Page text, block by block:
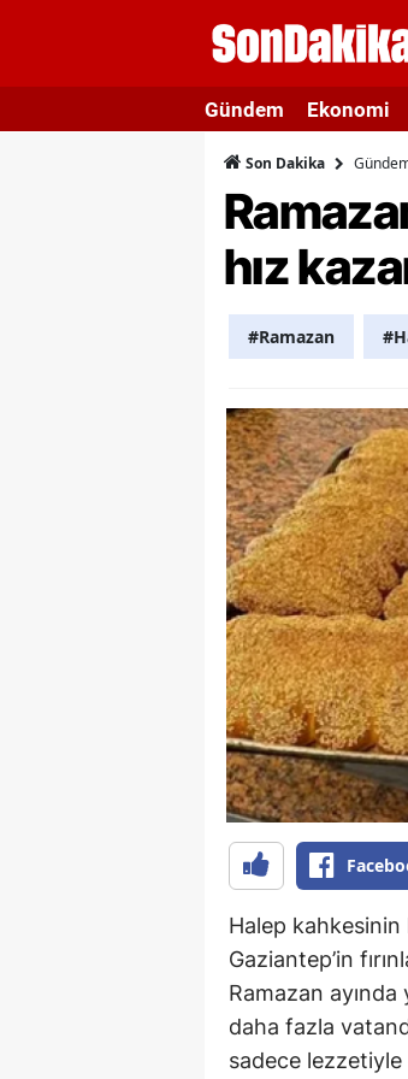
Gündem Ekonomi
Son Dakika
hız
#Ramazan
Halep kahkesinin
Gaziantep’in
Ramazan
daha fazla
sadece lezzetiyle